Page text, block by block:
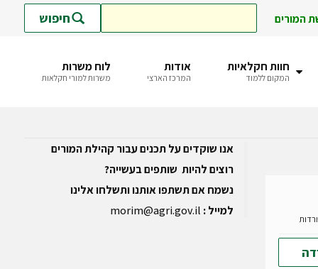
חיפוש המורים
חוות חקלאיות
המקום ללמוד
אודות
המרכז הארצי
לוח משרות
משרות למורי חקלאות
אנו שוקדים על תכנים עבור קהילת המורים
רוצים להיות שותפים בעשייה?
נשמח אם תשתפו אותנו ותשלחו אלינו
למייל : morim@agri.gov.il